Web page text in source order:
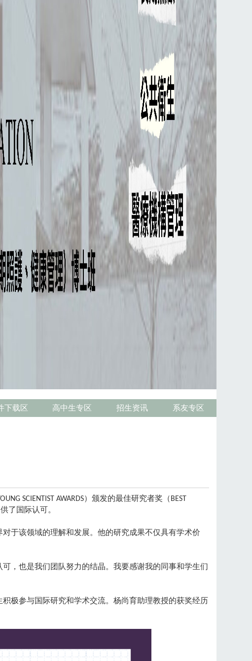
下载区 高中生专区 招生资讯 系友专区
SCIENTIST AWARDS）颁发的最佳研究者奖（BEST
了国际认可。
于该领域的理解和发展。他的研究成果不仅具有学术价
，也是我们团队努力的结晶。我要感谢我的同事和学生们
极参与国际研究和学术交流。杨尚育助理教授的获奖经历